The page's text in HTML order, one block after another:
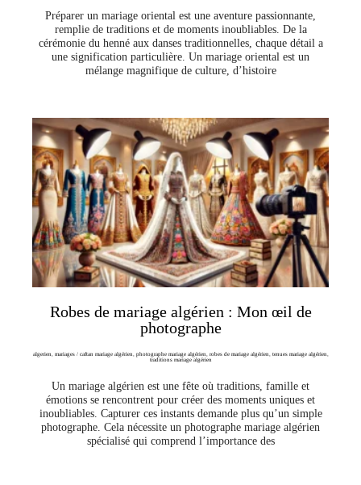
Préparer un mariage oriental est une aventure passionnante,
remplie de traditions et de moments inoubliables. De la
cérémonie du henné aux danses traditionnelles, chaque détail a
une signification particulière. Un mariage oriental est un
mélange magnifique de culture, d’histoire
Robes de mariage algérien : Mon œil de
photographe
algerien, mariages / caftan mariage algérien, photographe mariage algérien, robes de mariage algérien, tenues mariage algérien,
traditions mariage algérien
Un mariage algérien est une fête où traditions, famille et
émotions se rencontrent pour créer des moments uniques et
inoubliables. Capturer ces instants demande plus qu’un simple
photographe. Cela nécessite un photographe mariage algérien
spécialisé qui comprend l’importance des